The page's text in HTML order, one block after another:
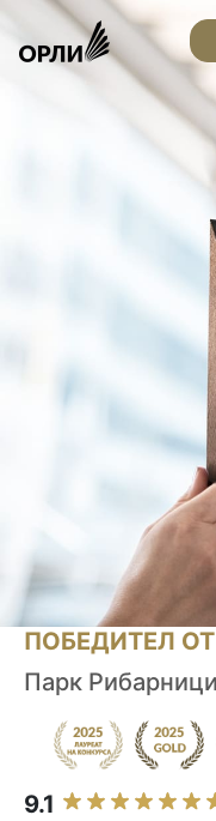
ПОБЕДИТЕЛ
Парк
9.1